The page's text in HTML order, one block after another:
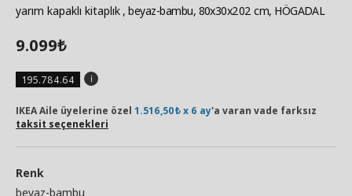
yarım kapaklı kitaplık , beyaz-bambu, 80x30x202 cm, HÖGADAL
9.099₺
195.784.64
IKEA Aile üyelerine özel 1.516,50₺ x 6 ay'a varan vade farksız
taksit seçenekleri
Renk
beyaz-bambu